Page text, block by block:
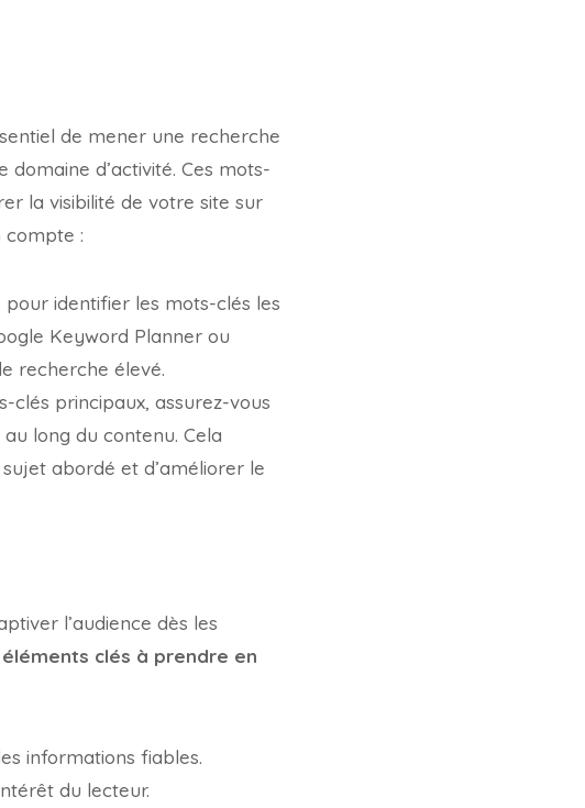
de mener une recherche
d’activité. Ces mots-
la visibilité de votre site sur
compte :
identifier les mots-clés les
Keyword Planner ou
recherche élevé.
clés principaux, assurez-vous
long du contenu. Cela
abordé et d’améliorer le
l’audience dès les
clés à prendre en
informations fiables.
du lecteur.